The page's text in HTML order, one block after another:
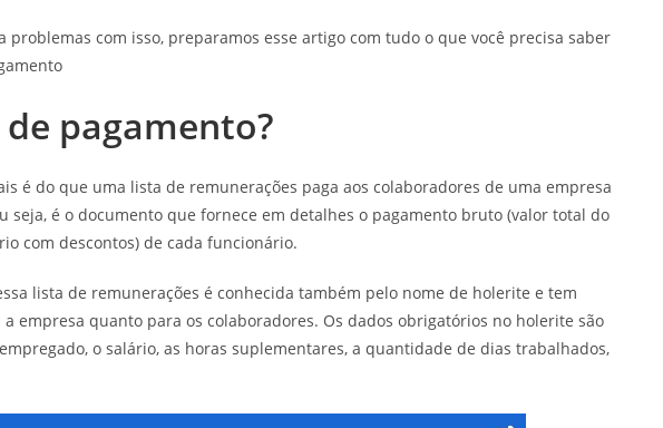
problemas com isso, preparamos esse artigo com tudo o que você precisa saber
pagamento?
é do que uma lista de remunerações paga aos colaboradores de uma empresa
seja, é o documento que fornece em detalhes o pagamento bruto (valor total do
com descontos) de cada funcionário.
lista de remunerações é conhecida também pelo nome de holerite e tem
empresa quanto para os colaboradores. Os dados obrigatórios no holerite são
o salário, as horas suplementares, a quantidade de dias trabalhados,